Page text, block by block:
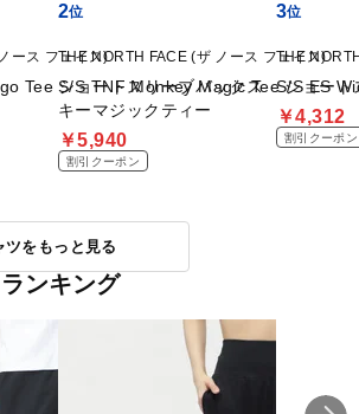
ース フェイス)
Tee ショートスリーブバックス
2
THE NORTH FACE (ザ ノース フェイス)
S/S TNF Monkey Magic Tee ショート
キーマジックティー
￥5,940
割引クーポン
3
THE
S/S ES
￥4,312
割引クーポン
ツをもっと見る
ンキング